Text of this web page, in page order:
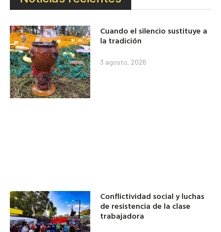
Cuando el silencio sustituye a
la tradición
3 agosto, 2026
Conflictividad social y luchas
de resistencia de la clase
trabajadora